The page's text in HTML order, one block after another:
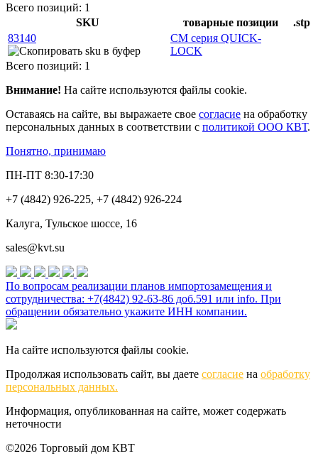
Всего позиций: 1
SKU
товарные позиции
.stp
83140
СМ серия QUICK-
LOCK
Всего позиций: 1
Внимание! На сайте используются файлы cookie.
Оставаясь на сайте, вы выражаете свое согласие на обработку
персональных данных в соответствии с политикой ООО КВТ.
Понятно, принимаю
ПН-ПТ 8:30-17:30
+7 (4842) 926-225, +7 (4842) 926-224
Калуга, Тульское шоссе, 16
sales@kvt.su
По вопросам реализации планов импортозамещения и
сотрудничества: +7(4842) 92-63-86 доб.591 или info. При
обращении обязательно укажите ИНН компании.
На сайте используются файлы cookie.
Продолжая использовать сайт, вы даете согласие на обработку
персональных данных.
Информация, опубликованная на сайте, может содержать
неточности
©2026 Торговый дом КВТ